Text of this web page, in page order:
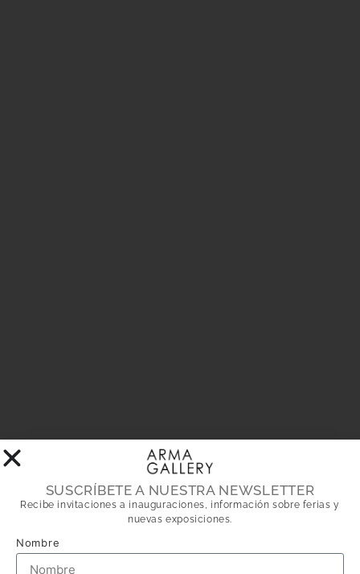
SUSCRÍBETE A NUESTRA NEWSLETTER
Recibe invitaciones a inauguraciones, información sobre ferias y
nuevas exposiciones.
Nombre